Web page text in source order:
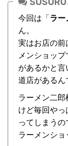
今回は「ラー
ん。
実はお店の
メンショッ
があるかと
道店があるん
ラーメン二
けど毎回や
ってしまう
ラーメンショ